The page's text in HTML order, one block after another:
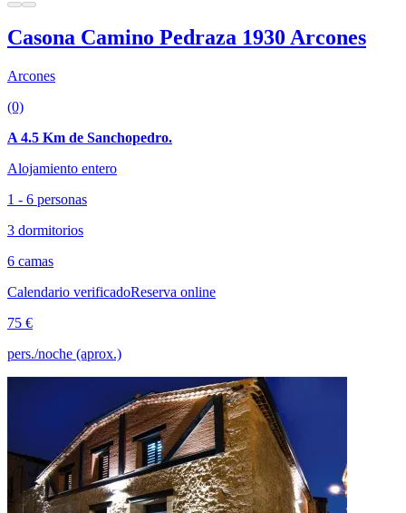
Casona Camino Pedraza 1930 Arcones
Arcones
(0)
A 4.5 Km de Sanchopedro.
Alojamiento entero
1 - 6 personas
3 dormitorios
6 camas
Calendario verificadoReserva online
75 €
pers./noche (aprox.)